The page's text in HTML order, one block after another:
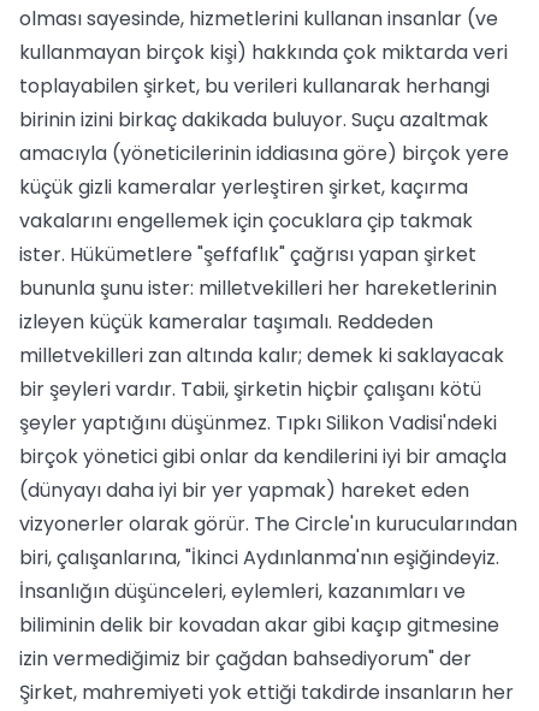
olması sayesinde, hizmetlerini kullanan insanlar (ve
kullanmayan birçok kişi) hakkında çok miktarda veri
toplayabilen şirket, bu verileri kullanarak herhangi
birinin izini birkaç dakikada buluyor. Suçu azaltmak
amacıyla (yöneticilerinin iddiasına göre) birçok yere
küçük gizli kameralar yerleştiren şirket, kaçırma
vakalarını engellemek için çocuklara çip takmak
ister. Hükümetlere "şeffaflık" çağrısı yapan şirket
bununla şunu ister: milletvekilleri her hareketlerinin
izleyen küçük kameralar taşımalı. Reddeden
milletvekilleri zan altında kalır; demek ki saklayacak
bir şeyleri vardır. Tabii, şirketin hiçbir çalışanı kötü
şeyler yaptığını düşünmez. Tıpkı Silikon Vadisi'ndeki
birçok yönetici gibi onlar da kendilerini iyi bir amaçla
(dünyayı daha iyi bir yer yapmak) hareket eden
vizyonerler olarak görür. The Circle'ın kurucularından
biri, çalışanlarına, "İkinci Aydınlanma'nın eşiğindeyiz.
İnsanlığın düşünceleri, eylemleri, kazanımları ve
biliminin delik bir kovadan akar gibi kaçıp gitmesine
izin vermediğimiz bir çağdan bahsediyorum" der
Şirket, mahremiyeti yok ettiği takdirde insanların her